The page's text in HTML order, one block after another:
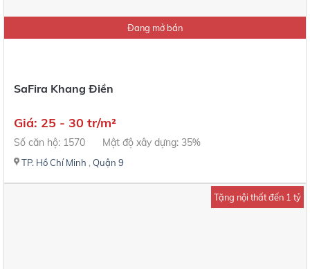
Đang mở bán
SaFira Khang Điền
Giá: 25 - 30 tr/m²
Số căn hộ: 1570 Mật độ xây dựng: 35%
TP. Hồ Chí Minh , Quận 9
Tặng nội thất đến 1 tỷ